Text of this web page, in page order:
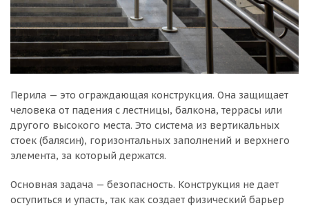
Перила — это ограждающая конструкция. Она защищает
человека от падения с лестницы, балкона, террасы или
другого высокого места. Это система из вертикальных
стоек (балясин), горизонтальных заполнений и верхнего
элемента, за который держатся.
Основная задача — безопасность. Конструкция не дает
оступиться и упасть, так как создает физический барьер